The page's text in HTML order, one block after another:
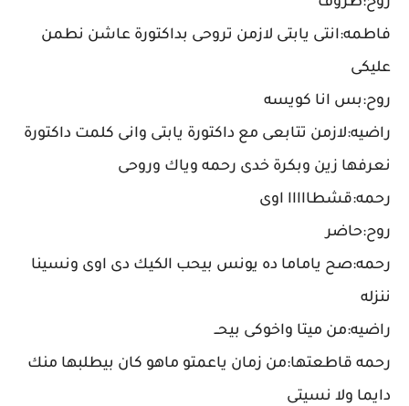
فاطمه:انتى يابتى لازمن تروحى بداكتورة عاشن نطمن
عليكى
روح:بس انا كويسه
راضيه:لازمن تتابعى مع داكتورة يابتى وانى كلمت داكتورة
نعرفها زين وبكرة خدى رحمه وياك وروحى
رحمه:قشطااااا اوى
روح:حاضر
رحمه:صح ياماما ده يونس بيحب الكيك دى اوى ونسينا
ننزله
راضيه:من ميتا واخوكى بيحــ
رحمه قاطعتها:من زمان ياعمتو ماهو كان بيطلبها منك
دايما ولا نسيتى